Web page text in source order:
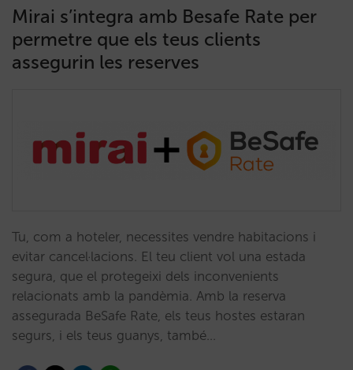
Mirai s’integra amb Besafe Rate per
permetre que els teus clients
assegurin les reserves
Tu, com a hoteler, necessites vendre habitacions i
evitar cancel·lacions. El teu client vol una estada
segura, que el protegeixi dels inconvenients
relacionats amb la pandèmia. Amb la reserva
assegurada BeSafe Rate, els teus hostes estaran
segurs, i els teus guanys, també…